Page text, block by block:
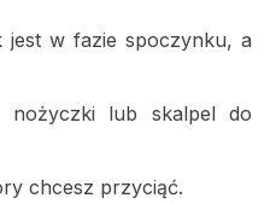
jest w fazie spoczynku, a
nożyczki lub skalpel do
chcesz przyciąć.